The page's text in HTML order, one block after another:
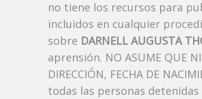
no tiene los recursos para
incluidos en cualquier
sobre DARNELL AUGUSTA
aprensión. NO ASUME QUE
DIRECCIÓN, FECHA DE
todas las personas